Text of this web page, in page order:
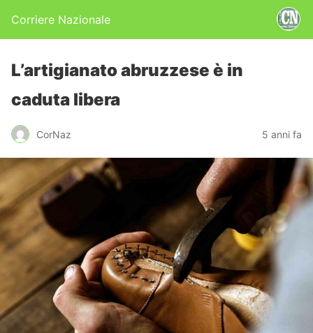
Corriere Nazionale
L’artigianato abruzzese è in
caduta libera
CorNaz 5 anni fa